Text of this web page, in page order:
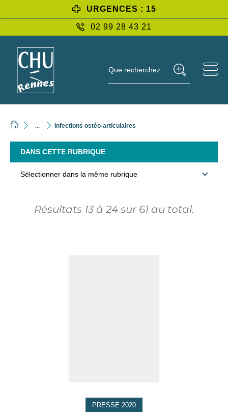
URGENCES : 15
02 99 28 43 21
Que recherchez-vous ?
Infections ostéo-articulaires
DANS CETTE RUBRIQUE
Sélectionner dans la même rubrique
Résultats 13 à24 sur 61 au total.
PRESSE 2020